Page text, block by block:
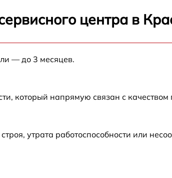
центра в
— до 3 месяцев.
который напрямую связан с
утрата работоспособности или